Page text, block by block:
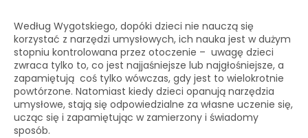
Według Wygotskiego, dopóki dzieci nie nauczą się
korzystać z narzędzi umysłowych, ich nauka jest w dużym
stopniu kontrolowana przez otoczenie – uwagę dzieci
zwraca tylko to, co jest najjaśniejsze lub najgłośniejsze, a
zapamiętują coś tylko wówczas, gdy jest to wielokrotnie
powtórzone. Natomiast kiedy dzieci opanują narzędzia
umysłowe, stają się odpowiedzialne za własne uczenie się,
ucząc się i zapamiętując w zamierzony i świadomy
sposób.